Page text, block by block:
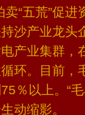
卖“五荒”促
沙产业龙头
产业集群，
环。目前，
％以上。“
动缩影。